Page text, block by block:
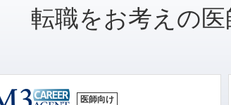
転職をお考えの
医師向け